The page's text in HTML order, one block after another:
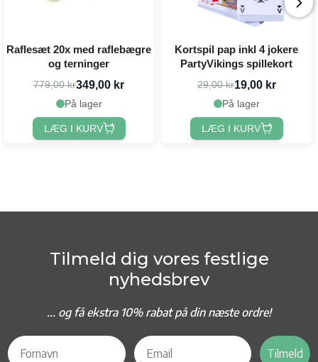
Raflesæt 20x med raflebægre
og terninger
779,00 kr349,00 kr
På lager
LÆG I KURV
Kortspil pap inkl 4 jokere
PartyVikings spillekort
29,00 kr19,00 kr
På lager
LÆG I KURV
Tilmeld dig vores festlige
nyhedsbrev
... og få ekstra 10% rabat på din næste ordre!
Tilmeld